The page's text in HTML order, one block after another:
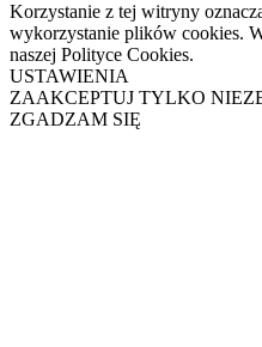
Korzystanie z tej witryny
wykorzystanie plików cookies.
naszej Polityce Cookies.
USTAWIENIA
ZAAKCEPTUJ TYLKO
ZGADZAM SIĘ